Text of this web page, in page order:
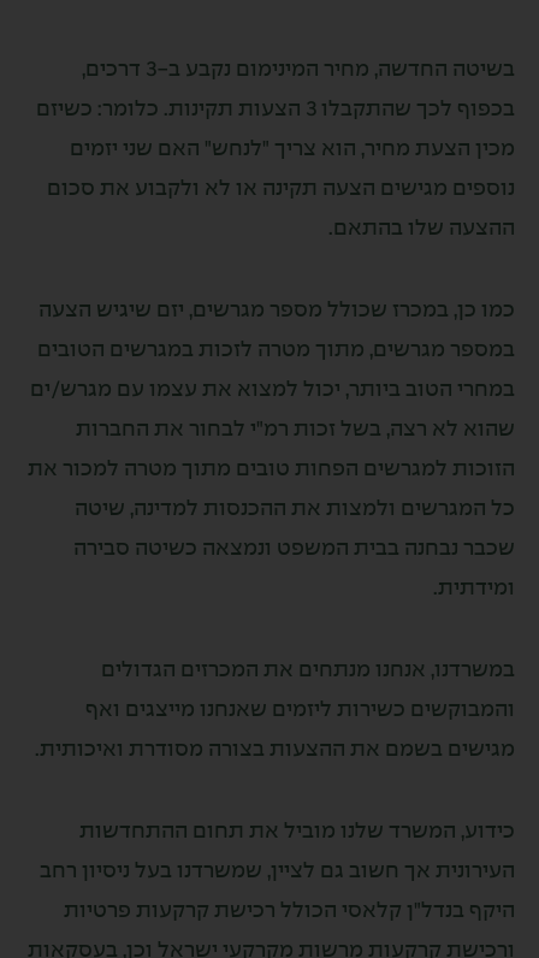
בשיטה החדשה, מחיר המינימום נקבע ב-3 דרכים,
בכפוף לכך שהתקבלו 3 הצעות תקינות. כלומר: כשיזם
הצעת מחיר, הוא צריך "לנחש" האם שני יזמים
מגישים הצעה תקינה או לא ולקבוע את סכום
שלו בהתאם.
כן, במכרז שכולל מספר מגרשים, יזם שיגיש הצעה
מגרשים, מתוך מטרה לזכות במגרשים הטובים
הטוב ביותר, יכול למצוא את עצמו עם מגרש/ים
לא רצה, בשל זכות רמ"י לבחור את החברות
למגרשים הפחות טובים מתוך מטרה למכור את
ולמצות את ההכנסות למדינה, שיטה
נבחנה בבית המשפט ונמצאה כשיטה סבירה
אנחנו מנתחים את המכרזים הגדולים
כשירות ליזמים שאנחנו מייצגים ואף
בשמם את ההצעות בצורה מסודרת ואיכותית.
המשרד שלנו מוביל את תחום ההתחדשות
אך חשוב גם לציין, שמשרדנו בעל ניסיון רחב
בנדל"ן קלאסי הכולל רכישת קרקעות פרטיות
קרקעות מרשות מקרקעי ישראל וכן, בעסקאות